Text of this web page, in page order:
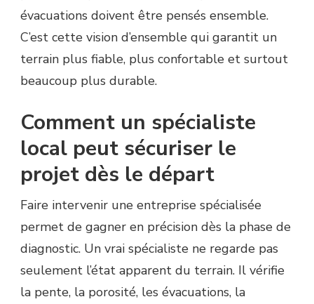
évacuations doivent être pensés ensemble.
C’est cette vision d’ensemble qui garantit un
terrain plus fiable, plus confortable et surtout
beaucoup plus durable.
Comment un spécialiste
local peut sécuriser le
projet dès le départ
Faire intervenir une entreprise spécialisée
permet de gagner en précision dès la phase de
diagnostic. Un vrai spécialiste ne regarde pas
seulement l’état apparent du terrain. Il vérifie
la pente, la porosité, les évacuations, la